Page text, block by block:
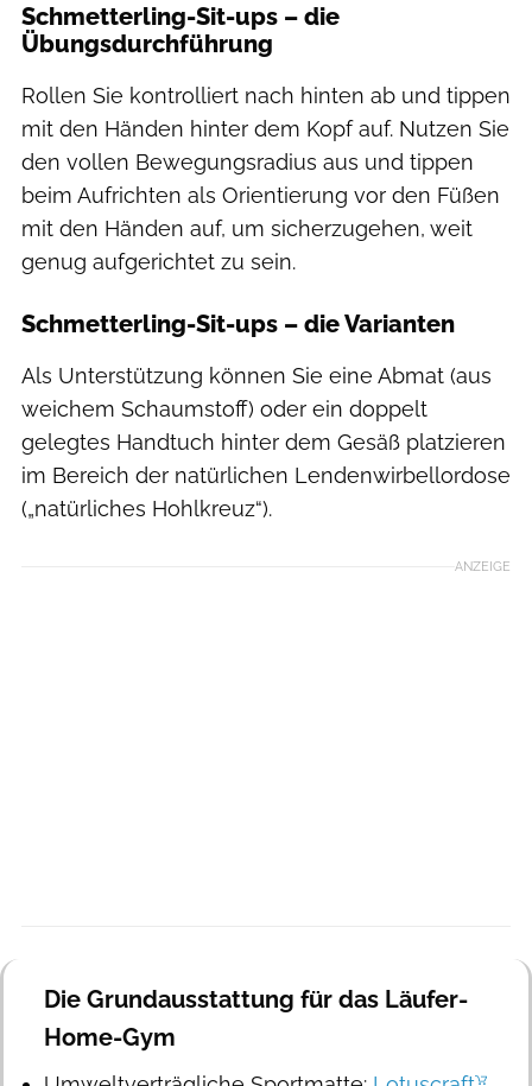
Schmetterling-Sit-ups – die
Übungsdurchführung
Rollen Sie kontrolliert nach hinten ab und tippen
mit den Händen hinter dem Kopf auf. Nutzen Sie
den vollen Bewegungsradius aus und tippen
beim Aufrichten als Orientierung vor den Füßen
mit den Händen auf, um sicherzugehen, weit
genug aufgerichtet zu sein.
Schmetterling-Sit-ups – die Varianten
Als Unterstützung können Sie eine Abmat (aus
weichem Schaumstoff) oder ein doppelt
gelegtes Handtuch hinter dem Gesäß platzieren
im Bereich der natürlichen Lendenwirbellordose
(„natürliches Hohlkreuz“).
ANZEIGE
Die Grundausstattung für das Läufer-
Home-Gym